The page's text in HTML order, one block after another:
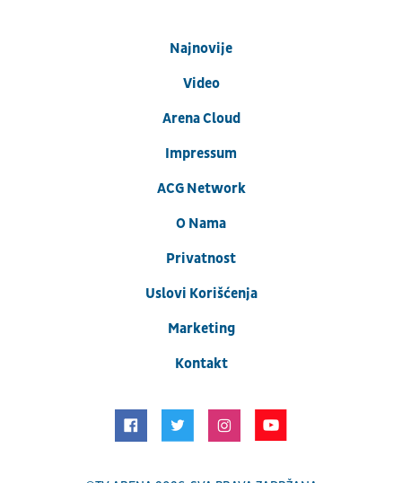
Najnovije
Video
Arena Cloud
Impressum
ACG Network
O Nama
Privatnost
Uslovi Korišćenja
Marketing
Kontakt